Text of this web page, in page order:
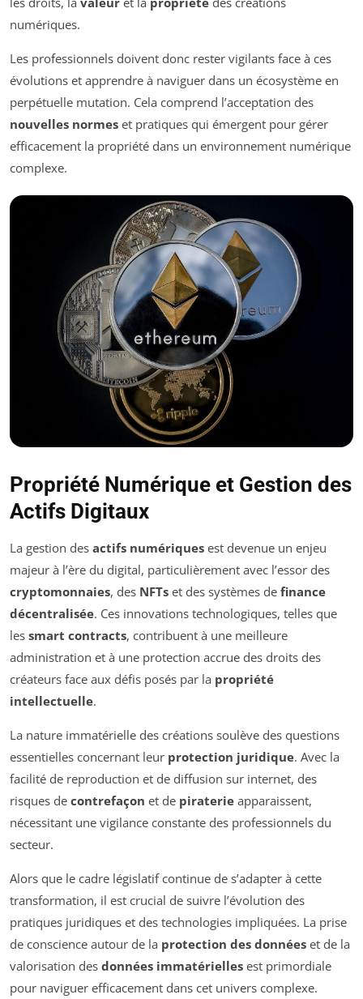
numériques.
Les professionnels doivent donc rester vigilants face à ces
évolutions et apprendre à naviguer dans un écosystème en
perpétuelle mutation. Cela comprend l’acceptation des
nouvelles normes et pratiques qui émergent pour gérer
efficacement la propriété dans un environnement numérique
complexe.
Propriété Numérique et Gestion des
Actifs Digitaux
La gestion des actifs numériques est devenue un enjeu
majeur à l’ère du digital, particulièrement avec l’essor des
cryptomonnaies, des NFTs et des systèmes de finance
décentralisée. Ces innovations technologiques, telles que
les smart contracts, contribuent à une meilleure
administration et à une protection accrue des droits des
créateurs face aux défis posés par la propriété
intellectuelle.
La nature immatérielle des créations soulève des questions
essentielles concernant leur protection juridique. Avec la
facilité de reproduction et de diffusion sur internet, des
risques de contrefaçon et de piraterie apparaissent,
nécessitant une vigilance constante des professionnels du
secteur.
Alors que le cadre législatif continue de s’adapter à cette
transformation, il est crucial de suivre l’évolution des
pratiques juridiques et des technologies impliquées. La prise
de conscience autour de la protection des données et de la
valorisation des données immatérielles est primordiale
pour naviguer efficacement dans cet univers complexe.